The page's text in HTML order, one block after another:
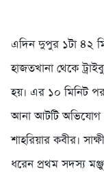
এদিন দুপুর ১টা ৪২
হাজতখানা থেকে
হয়। এর ১০ মিনিট
আনা আটটি অভিযোগ
শাহরিয়ার কবীর।
ধরেন প্রথম সদস্য